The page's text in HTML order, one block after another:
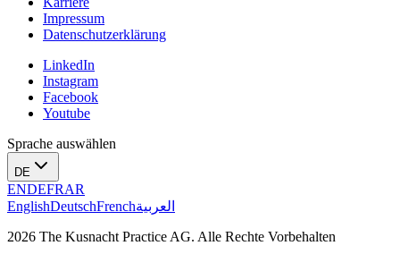
Impressum
Datenschutzerklärung
LinkedIn
Instagram
Facebook
Youtube
Sprache auswählen
DE
ENDEFRAR
EnglishDeutschFrenchالعربية
2026 The Kusnacht Practice AG. Alle Rechte Vorbehalten